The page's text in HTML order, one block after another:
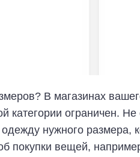
В магазинах
категории ограничен.
нужного размера,
покупки вещей,